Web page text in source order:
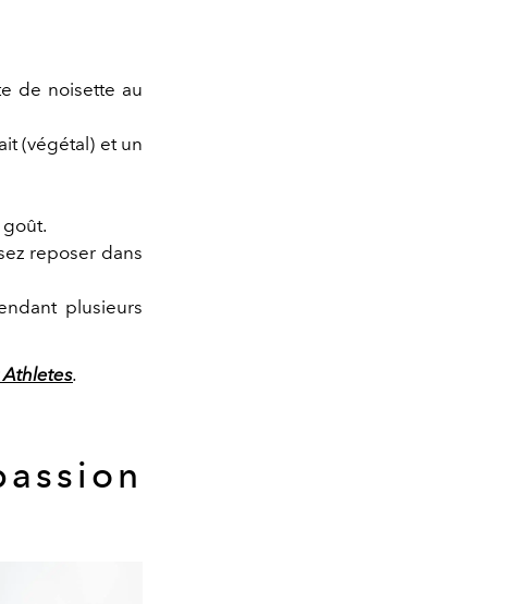
de noisette au
(végétal) et un
reposer dans
plusieurs
Athletes.